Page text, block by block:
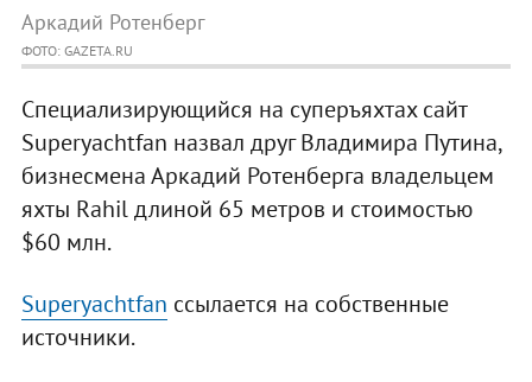
Аркадий Ротенберг
ФОТО: GAZETA.RU
Специализирующийся на суперъяхтах сайт
Superyachtfan назвал друг Владимира Путина,
бизнесмена Аркадий Ротенберга владельцем
яхты Rahil длиной 65 метров и стоимостью
$60 млн.
Superyachtfan ссылается на собственные
источники.